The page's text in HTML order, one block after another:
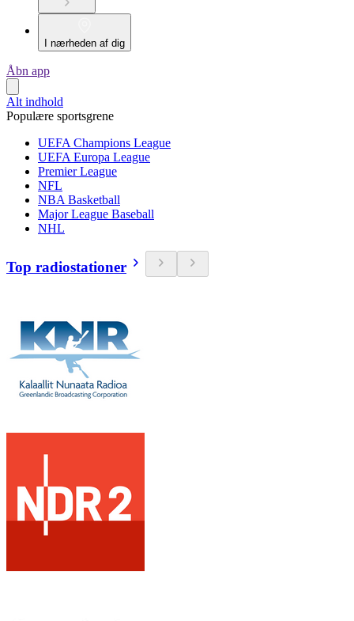
I nærheden af dig
Åbn app
Alt indhold
Populære sportsgrene
UEFA Champions League
UEFA Europa League
Premier League
NFL
NBA Basketball
Major League Baseball
NHL
Top radiostationer